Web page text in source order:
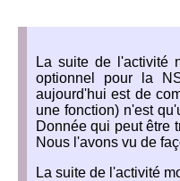
La suite de l'activité
optionnel pour la
aujourd'hui est de
une fonction) n'est
Donnée qui peut être
Nous l'avons vu de
La suite de l'activité